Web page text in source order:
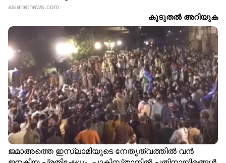
പത്തനംതിട്ട പെരിങ്ങമലയിൽ പാടത്ത്
കെട്ടിയിട്ടിരുന്ന പോത്ത് വെള്ളത്തിൽ മുങ്ങി
ചത്തു. ഇന്നലെ രാത്രി 12 മണിയോടെ തുടങ്ങിയ
അതിതീവ്ര മഴയാണ് പ്രശ്നം സൃഷ്ടിച്ചത്.
എന്നാൽ ഇന്ന് രാവിലെ മുതല്‍ മഴയ്ക്ക് നേരിയ
ശമനം വന്നിട്ടുണ്ട്. മഴ മാറി നിന്നാൽ വെള്ളം
ഇറങ്ങുമെന്ന പ്രതീക്ഷയിലാണ് നാട്ടുകാരും
അധികൃതരും.
7
15